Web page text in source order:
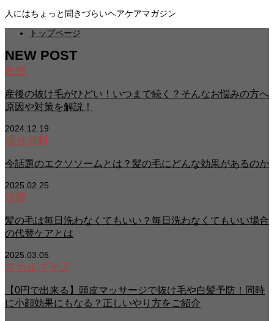
人にはちょっと聞きづらいヘアケアマガジン
トップページ
NEW POST
産後
産後の抜け毛がひどい！いつまで続く？そんなお悩みの方へ
原因や対策を解説！
2024.12.19
成分原料
今話題のエクソソームとは？髪の毛にどんな効果があるのか
2025.02.25
洗髪
髪の毛は毎日洗わなくてもいい？毎日洗わなくてもいい場合
の代替ケアとは
2025.03.05
スカルプケア
【0円で出来る】頭皮マッサージで抜け毛や白髪予防！同時
に小顔効果にもなる？正しいやり方をご紹介